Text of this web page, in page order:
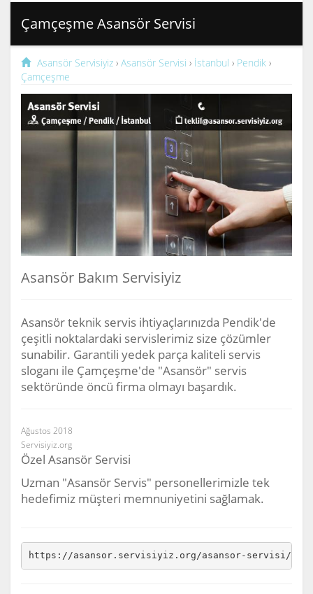
Çamçeşme Asansör Servisi
Asansör Servisiyiz › Asansör Servisi › İstanbul › Pendik ›
Çamçeşme
Asansör Bakım Servisiyiz
Asansör teknik servis ihtiyaçlarınızda Pendik'de
çeşitli noktalardaki servislerimiz size çözümler
sunabilir. Garantili yedek parça kaliteli servis
sloganı ile Çamçeşme'de "Asansör" servis
sektöründe öncü firma olmayı başardık.
Ağustos 2018
Servisiyiz.org
Özel Asansör Servisi
Uzman "Asansör Servis" personellerimizle tek
hedefimiz müşteri memnuniyetini sağlamak.
https://asansor.servisiyiz.org/asansor-servisi/